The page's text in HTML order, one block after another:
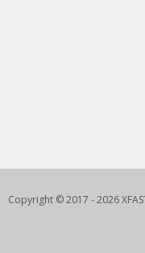
Copyright © 2017 - 2026